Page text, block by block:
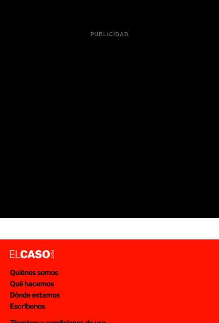
Quiénes somos
Qué hacemos
Dónde estamos
Escríbenos